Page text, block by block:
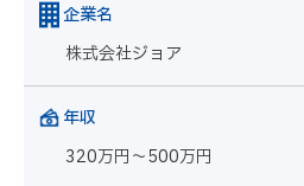
企業名
株式会社ジョア
年収
320万円～500万円